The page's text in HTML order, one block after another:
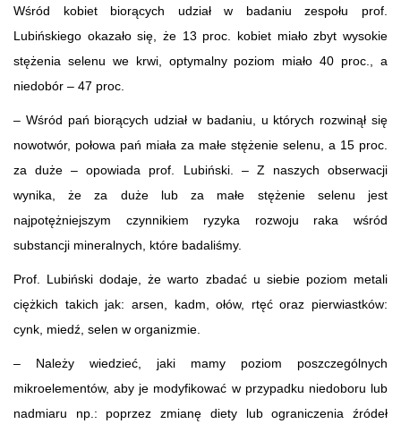
Wśród kobiet biorących udział w badaniu zespołu prof.
Lubińskiego okazało się, że 13 proc. kobiet miało zbyt wysokie
stężenia selenu we krwi, optymalny poziom miało 40 proc., a
niedobór – 47 proc.
– Wśród pań biorących udział w badaniu, u których rozwinął się
nowotwór, połowa pań miała za małe stężenie selenu, a 15 proc.
za duże – opowiada prof. Lubiński. – Z naszych obserwacji
wynika, że za duże lub za małe stężenie selenu jest
najpotężniejszym czynnikiem ryzyka rozwoju raka wśród
substancji mineralnych, które badaliśmy.
Prof. Lubiński dodaje, że warto zbadać u siebie poziom metali
ciężkich takich jak: arsen, kadm, ołów, rtęć oraz pierwiastków:
cynk, miedź, selen w organizmie.
– Należy wiedzieć, jaki mamy poziom poszczególnych
mikroelementów, aby je modyfikować w przypadku niedoboru lub
nadmiaru np.: poprzez zmianę diety lub ograniczenia źródeł